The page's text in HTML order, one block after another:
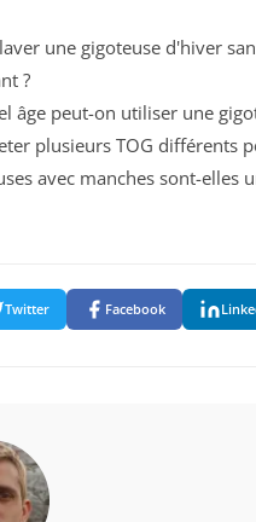
une gigoteuse d'hiver
?
âge peut-on utiliser une
plusieurs TOG différents
avec manches sont-elles
Twitter Facebook